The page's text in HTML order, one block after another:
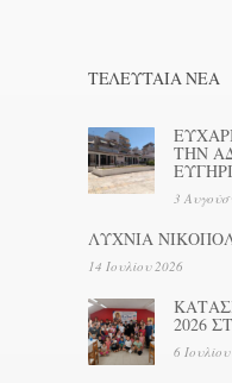
ΤΕΛΕΥΤΑΊΑ ΝΕΑ
ΤΗΝ
3
ΛΥΧΝΙΑ
14 Ιουλίου 2026
2026
6